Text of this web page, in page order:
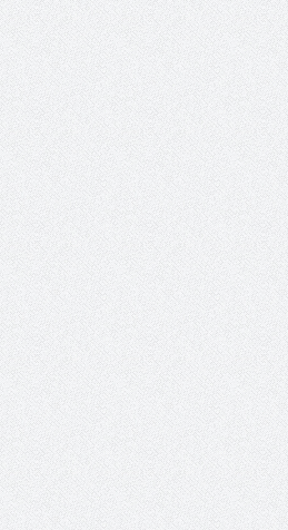
الشيخ صالح بن حسين آل سلامة
يحصل على الدكتوراة في الإدارة من
أكاديمية(جيت) البريطانية